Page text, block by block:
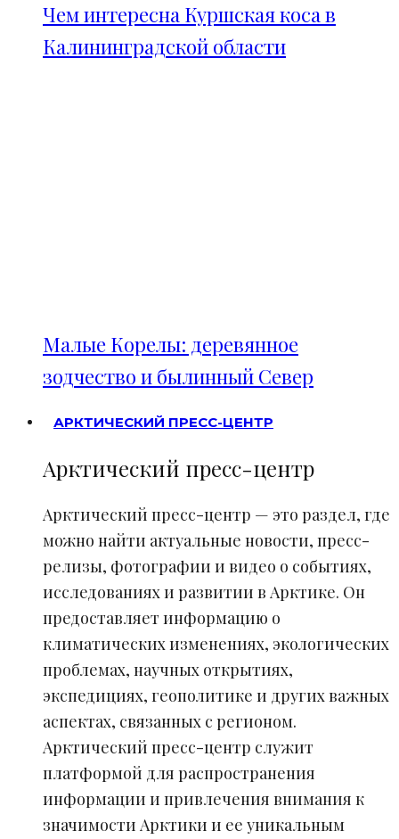
Чем интересна Куршская коса в
Калининградской области
Малые Корелы: деревянное
зодчество и былинный Север
АРКТИЧЕСКИЙ ПРЕСС-ЦЕНТР
Арктический пресс-центр
Арктический пресс-центр — это раздел, где
можно найти актуальные новости, пресс-
релизы, фотографии и видео о событиях,
исследованиях и развитии в Арктике. Он
предоставляет информацию о
климатических изменениях, экологических
проблемах, научных открытиях,
экспедициях, геополитике и других важных
аспектах, связанных с регионом.
Арктический пресс-центр служит
платформой для распространения
информации и привлечения внимания к
значимости Арктики и ее уникальным